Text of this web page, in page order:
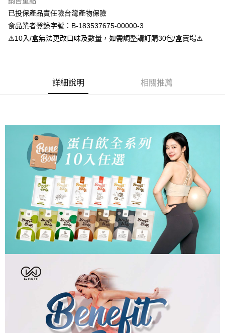
相關說明
【大哥付你分期使用說明】
1.本服務由台灣大哥大提供，台灣大哥大用戶可立即使用無須另外申請。
2.付款方式選擇「大哥付你分期」，訂單成立後會自動跳轉到大哥付的交易
4.訂單成立30分鐘內，如未前往確認交易或遇審核未通過，訂單將自動取
消。如遇「轉專審核」未通過狀況，表示未達大哥付你分期系統評分，恕無
醒簡訊。
2.透過簡訊連結打開帳單後，可選擇「超商條碼／台灣大直營門市／銀行轉
帳／街口支付／iPASS MONEY」等通路繳費。
【注意事項】
1.本服務係由「台灣大哥大股份有限公司」（以下簡稱本公司）所提供，讓
用戶於交易時，得透過本服務購買商品或服務，並由商店將買賣／分期付款
買賣價金債權讓與本公司後，依約使用本公司帳單繳交帳款。
2.基於同意付款使用「大哥付你分期」之契約關係目的，商店將以您的個人
資料（包含姓名、電話或地址）提供予台灣大哥大進項蒐集、處理及利用，
由本公司與您本人進行分期帳單所需資料之確認、核對及更正。
3.完整用戶服務條款，請詳閱以下連結： https://oppay.tw/userRule
１．簡單：不需註冊會員、不需綁卡、不需儲值。
２．便利：只要手機號碼，簡訊認證，即可結帳。
結帳頁面，進行簡訊認證並確認金額後，即可完成結帳。
２．訂單成立數日內，您將收到繳費通知簡訊。
３．收到繳費通知簡訊後14天內，點擊此簡訊中的連結，可透過四大超商／
ATM／網路銀行／等多元方式進行付款，方視為交易完成。
※ 請注意：結帳手續完成當下不需立刻繳費，但若您需要取消訂單，請聯絡
購買商品的店家。未經商家同意取消之訂單仍視為有效，需透過AFTEE先享
後付繳納相關費用。
※ 交易是否成功請以「AFTEE先享後付 」之結帳頁面顯示為準，若有關於
是否繳費成功／繳費後需取消欲退款等相關疑問，請聯繫「AFTEE先享後付
客戶支援中心」 https://netprotections.freshdesk.com/support/home
【注意事項】
１．透過由恩沛科技股份有限公司提供之「AFTEE先享後付」服務完成之交
易，需依本服務之必要範圍內提供個人資料，並將交易相關給付款項請求債
２．關於個人資料處理事宜，請瀏覽以下網址：
https://aftee.tw/terms/#terms3
３．未成年的使用者請事先徵得法定代理人或監護人之同意方可使用
「AFTEE先享後付」，若未經同意申辦者引起之損失，本公司不負相關責
４．使用「AFTEE先享後付」時，將依據個別帳號之用戶狀況，依本公司即
時審查核予不同之上限額度；若仍有額度不足之情形，本公司將視審查結果
7-11取貨付款
每筆NT$100，滿NT$599(含以上)免運費
7-11取貨(快速到店)
每筆NT$100，滿NT$599(含以上)免運費
每筆NT$100，滿NT$599(含以上)免運費
國家/地區配送 查看運費
已投保產品責任險台灣產物保險
食品業者登錄字號：B-183537675-00000-3
⚠️10入/盒無法更改口味及數量，如需調整請訂購30包/盒賣場⚠️
詳細說明 相關推薦